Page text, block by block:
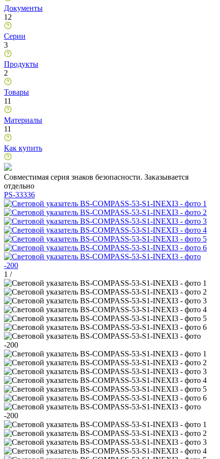
Документы
12
Серии
3
Продукты
2
Товары
11
Материалы
11
Как купить
Совместимая серия знаков безопасности. Заказывается
отдельно
PS-33336
1 /